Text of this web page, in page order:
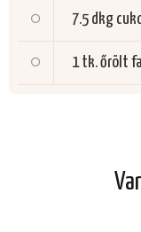
7.5 dkg
1 tk.őrölt